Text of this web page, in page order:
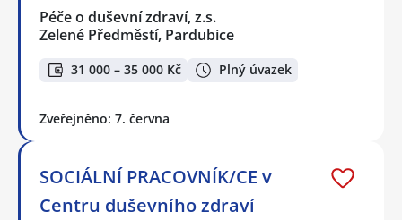
Péče o duševní zdraví, z.s.
Zelené Předměstí, Pardubice
31 000 – 35 000 Kč Plný úvazek
Zveřejněno: 7. června
SOCIÁLNÍ PRACOVNÍK/CE v
Centru duševního zdraví